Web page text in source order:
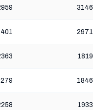
3146
2971
1819
1846
1933